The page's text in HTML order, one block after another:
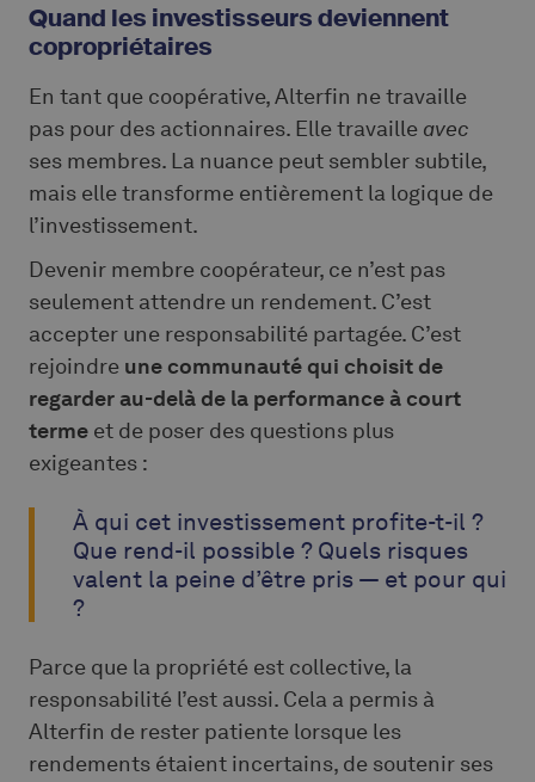
Quand les investisseurs deviennent
copropriétaires
En tant que coopérative, Alterfin ne travaille
pas pour des actionnaires. Elle travaille avec
ses membres. La nuance peut sembler subtile,
mais elle transforme entièrement la logique de
l’investissement.
Devenir membre coopérateur, ce n’est pas
seulement attendre un rendement. C’est
accepter une responsabilité partagée. C’est
rejoindre une communauté qui choisit de
regarder au-delà de la performance à court
terme et de poser des questions plus
exigeantes :
À qui cet investissement profite-t-il ?
Que rend-il possible ? Quels risques
valent la peine d’être pris — et pour qui
?
Parce que la propriété est collective, la
responsabilité l’est aussi. Cela a permis à
Alterfin de rester patiente lorsque les
rendements étaient incertains, de soutenir ses